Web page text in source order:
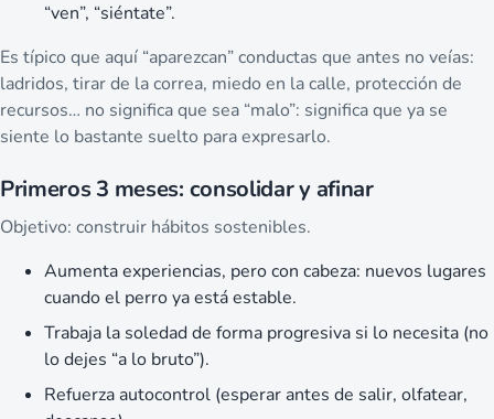
“ven”, “siéntate”.
Es típico que aquí “aparezcan” conductas que antes no veías:
ladridos, tirar de la correa, miedo en la calle, protección de
recursos… no significa que sea “malo”: significa que ya se
siente lo bastante suelto para expresarlo.
Primeros 3 meses: consolidar y afinar
Objetivo: construir hábitos sostenibles.
Aumenta experiencias, pero con cabeza: nuevos lugares
cuando el perro ya está estable.
Trabaja la soledad de forma progresiva si lo necesita (no
lo dejes “a lo bruto”).
Refuerza autocontrol (esperar antes de salir, olfatear,